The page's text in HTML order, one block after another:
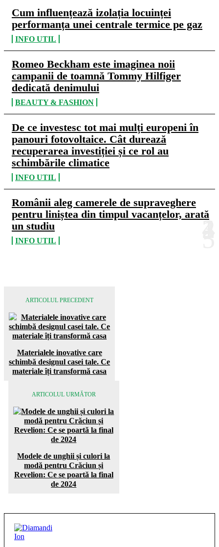
Cum influențează izolația locuinței
performanța unei centrale termice pe gaz
INFO UTIL
Romeo Beckham este imaginea noii
campanii de toamnă Tommy Hilfiger
dedicată denimului
BEAUTY & FASHION
De ce investesc tot mai mulți europeni în
panouri fotovoltaice. Cât durează
recuperarea investiției și ce rol au
schimbările climatice
INFO UTIL
Românii aleg camerele de supraveghere
pentru liniștea din timpul vacanțelor, arată
un studiu
INFO UTIL
ARTICOLUL PRECEDENT
Materialele inovative care
schimbă designul casei tale. Ce
materiale îți transformă casa
ARTICOLUL URMĂTOR
Modele de unghii și culori la
modă pentru Crăciun și
Revelion: Ce se poartă la final
de 2024